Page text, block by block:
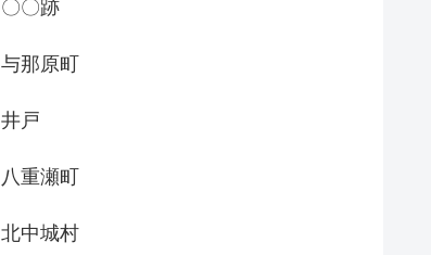
〇〇跡
与那原町
井戸
八重瀬町
北中城村